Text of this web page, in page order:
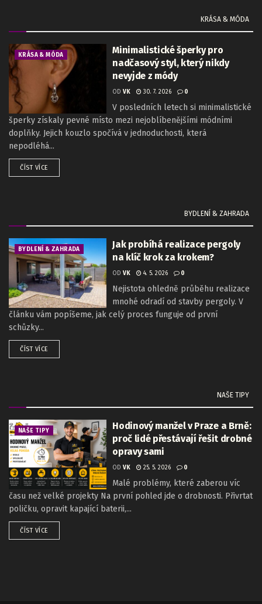
KRÁSA & MÓDA
KRÁSA & MÓDA
Minimalistické šperky pro
nadčasový styl, který nikdy
nevyjde z módy
OD VK 30. 7. 2026 0
V posledních letech si minimalistické
šperky získaly pevné místo mezi nejoblíbenějšími módními
doplňky. Jejich kouzlo spočívá v jednoduchosti, která
nepodléhá...
ČÍST VÍCE
BYDLENÍ & ZAHRADA
BYDLENÍ & ZAHRADA
Jak probíhá realizace pergoly
na klíč krok za krokem?
OD VK 4. 5. 2026 0
Nejistota ohledně průběhu realizace
mnohé odradí od stavby pergoly. V
článku vám popíšeme, jak celý proces funguje od první
schůzky...
ČÍST VÍCE
NAŠE TIPY
NAŠE TIPY
Hodinový manžel v Praze a Brně:
proč lidé přestávají řešit drobné
opravy sami
OD VK 25. 5. 2026 0
Malé problémy, které zaberou víc
času než velké projekty Na první pohled jde o drobnosti. Přivrtat
poličku, opravit kapající baterii,...
ČÍST VÍCE